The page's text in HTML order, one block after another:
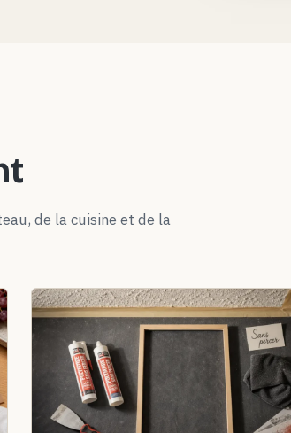
de la cuisine et de la